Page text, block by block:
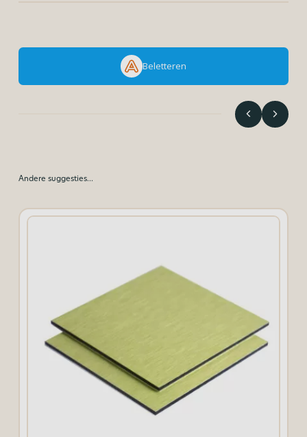
Beletteren
Andere suggesties…